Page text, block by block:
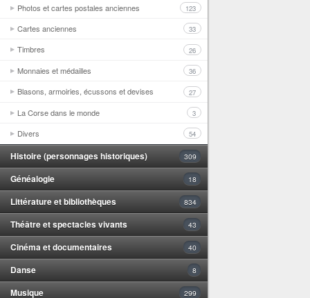
Photos et cartes postales anciennes 123
Cartes anciennes 33
Timbres 26
Monnaies et médailles 36
Blasons, armoiries, écussons et devises 27
La Corse dans le monde 3
Divers 54
Histoire (personnages historiques) 309
Généalogie 18
Littérature et bibliothèques 834
Théâtre et spectacles vivants 43
Cinéma et documentaires 40
Danse 8
Musique 299